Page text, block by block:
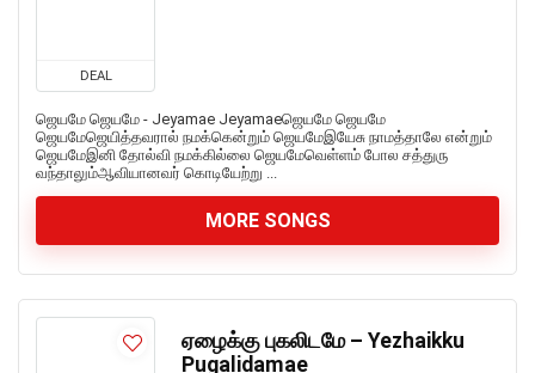
DEAL
ஜெயமே ஜெயமே - Jeyamae Jeyamaeஜெயமே ஜெயமே
ஜெயமேஜெயித்தவரால் நமக்கென்றும் ஜெயமேஇயேசு நாமத்தாலே என்றும்
ஜெயமேஇனி தோல்வி நமக்கில்லை ஜெயமேவெள்ளம் போல சத்துரு
வந்தாலும்ஆவியானவர் கொடியேற்று ...
MORE SONGS
ஏழைக்கு புகலிடமே – Yezhaikku
Pugalidamae